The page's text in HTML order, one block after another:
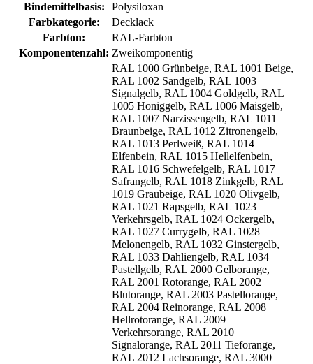
Bindemittelbasis:
Polysiloxan
Farbkategorie:
Decklack
Farbton:
RAL-Farbton
Komponentenzahl: Zweikomponentig
RAL 1000 Grünbeige, RAL 1001 Beige,
RAL 1002 Sandgelb, RAL 1003
Signalgelb, RAL 1004 Goldgelb, RAL
1005 Honiggelb, RAL 1006 Maisgelb,
RAL 1007 Narzissengelb, RAL 1011
Braunbeige, RAL 1012 Zitronengelb,
RAL 1013 Perlweiß, RAL 1014
Elfenbein, RAL 1015 Hellelfenbein,
RAL 1016 Schwefelgelb, RAL 1017
Safrangelb, RAL 1018 Zinkgelb, RAL
1019 Graubeige, RAL 1020 Olivgelb,
RAL 1021 Rapsgelb, RAL 1023
Verkehrsgelb, RAL 1024 Ockergelb,
RAL 1027 Currygelb, RAL 1028
Melonengelb, RAL 1032 Ginstergelb,
RAL 1033 Dahliengelb, RAL 1034
Pastellgelb, RAL 2000 Gelborange,
RAL 2001 Rotorange, RAL 2002
Blutorange, RAL 2003 Pastellorange,
RAL 2004 Reinorange, RAL 2008
Hellrotorange, RAL 2009
Verkehrsorange, RAL 2010
Signalorange, RAL 2011 Tieforange,
RAL 2012 Lachsorange, RAL 3000